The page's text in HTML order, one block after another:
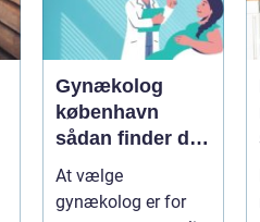
Gynækolog
københavn
sådan finder du
den rette
specialist
At vælge
gynækolog er for